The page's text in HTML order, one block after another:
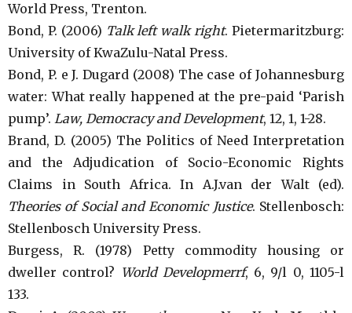
World Press, Trenton.
Bond, P. (2006) Talk left walk right. Pietermaritzburg:
University of KwaZulu-Natal Press.
Bond, P. e J. Dugard (2008) The case of Johannesburg
water: What really happened at the pre-paid ‘Parish
pump’. Law, Democracy and Development, 12, 1, 1-28.
Brand, D. (2005) The Politics of Need Interpretation
and the Adjudication of Socio-Economic Rights
Claims in South Africa. In A.J.van der Walt (ed).
Theories of Social and Economic Justice. Stellenbosch:
Stellenbosch University Press.
Burgess, R. (1978) Petty commodity housing or
dweller control? World Developmerrf, 6, 9/l 0, 1105-l
133.